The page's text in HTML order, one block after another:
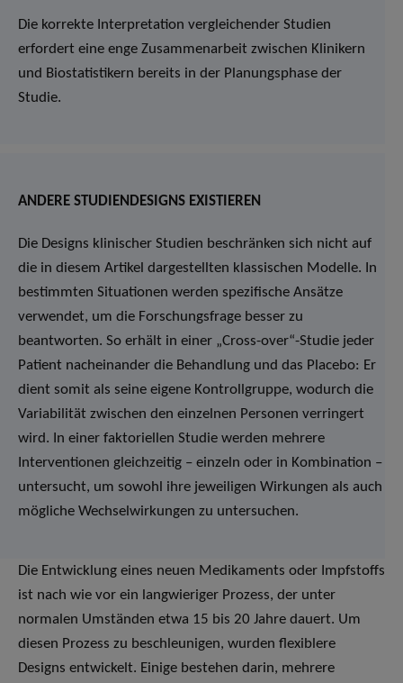
Die korrekte Interpretation vergleichender Studien
erfordert eine enge Zusammenarbeit zwischen Klinikern
und Biostatistikern bereits in der Planungsphase der
Studie.
ANDERE STUDIENDESIGNS EXISTIEREN
Die Designs klinischer Studien beschränken sich nicht auf
die in diesem Artikel dargestellten klassischen Modelle. In
bestimmten Situationen werden spezifische Ansätze
verwendet, um die Forschungsfrage besser zu
beantworten. So erhält in einer „Cross-over“-Studie jeder
Patient nacheinander die Behandlung und das Placebo: Er
dient somit als seine eigene Kontrollgruppe, wodurch die
Variabilität zwischen den einzelnen Personen verringert
wird. In einer faktoriellen Studie werden mehrere
Interventionen gleichzeitig – einzeln oder in Kombination –
untersucht, um sowohl ihre jeweiligen Wirkungen als auch
mögliche Wechselwirkungen zu untersuchen.
Die Entwicklung eines neuen Medikaments oder Impfstoffs
ist nach wie vor ein langwieriger Prozess, der unter
normalen Umständen etwa 15 bis 20 Jahre dauert. Um
diesen Prozess zu beschleunigen, wurden flexiblere
Designs entwickelt. Einige bestehen darin, mehrere